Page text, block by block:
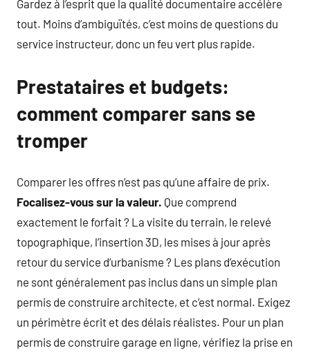
Gardez à l’esprit que la qualité documentaire accélère
tout. Moins d’ambiguïtés, c’est moins de questions du
service instructeur, donc un feu vert plus rapide.
Prestataires et budgets:
comment comparer sans se
tromper
Comparer les offres n’est pas qu’une affaire de prix.
Focalisez-vous sur la valeur. Que comprend
exactement le forfait ? La visite du terrain, le relevé
topographique, l’insertion 3D, les mises à jour après
retour du service d’urbanisme ? Les plans d’exécution
ne sont généralement pas inclus dans un simple plan
permis de construire architecte, et c’est normal. Exigez
un périmètre écrit et des délais réalistes. Pour un plan
permis de construire garage en ligne, vérifiez la prise en